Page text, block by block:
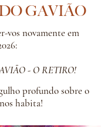
GAVIÃO
vos novamente em
- O RETIRO!
profundo sobre o
habita!